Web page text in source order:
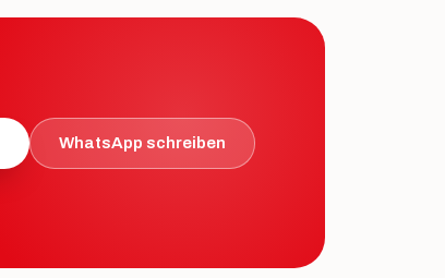
WhatsApp schreiben